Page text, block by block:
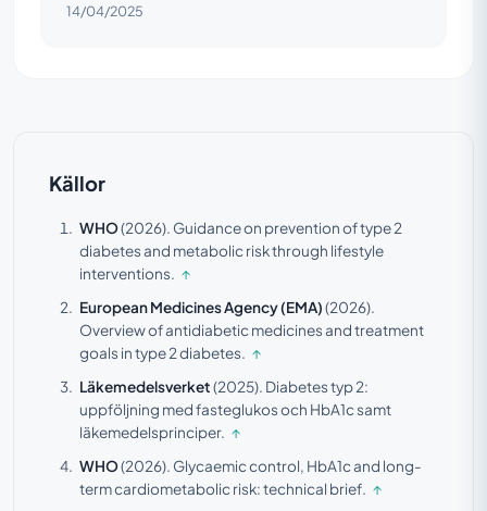
14/04/2025
Källor
WHO(2026). Guidance on prevention of type 2
diabetes and metabolic risk through lifestyle
interventions. ↑
European Medicines Agency (EMA)(2026).
Overview of antidiabetic medicines and treatment
goals in type 2 diabetes. ↑
Läkemedelsverket(2025). Diabetes typ 2:
uppföljning med fasteglukos och HbA1c samt
läkemedelsprinciper. ↑
WHO(2026). Glycaemic control, HbA1c and long-
term cardiometabolic risk: technical brief. ↑